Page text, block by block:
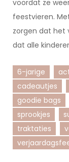
voordat ze
feestvieren.
zorgen dat het
dat alle
6-jarige
cadeautjes
goodie bags
sprookjes
traktaties